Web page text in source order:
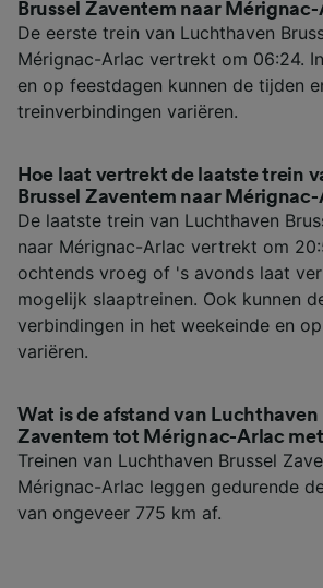
Brussel Zaventem naar
De eerste trein van Luchthaven
Mérignac-Arlac vertrekt om 06:24.
en op feestdagen kunnen de tijden
treinverbindingen variëren.
Hoe laat vertrekt de laatste trein
Brussel Zaventem naar
De laatste trein van Luchthaven
naar Mérignac-Arlac vertrekt om
ochtends vroeg of 's avonds laat
mogelijk slaaptreinen. Ook kunnen
verbindingen in het weekeinde en
variëren.
Wat is de afstand van Luchthaven
Zaventem tot Mérignac-Arlac
Treinen van Luchthaven Brussel
Mérignac-Arlac leggen gedurende
van ongeveer 775 km af.